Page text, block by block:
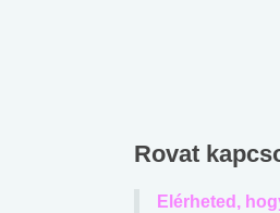
Rovat
Elérheted,